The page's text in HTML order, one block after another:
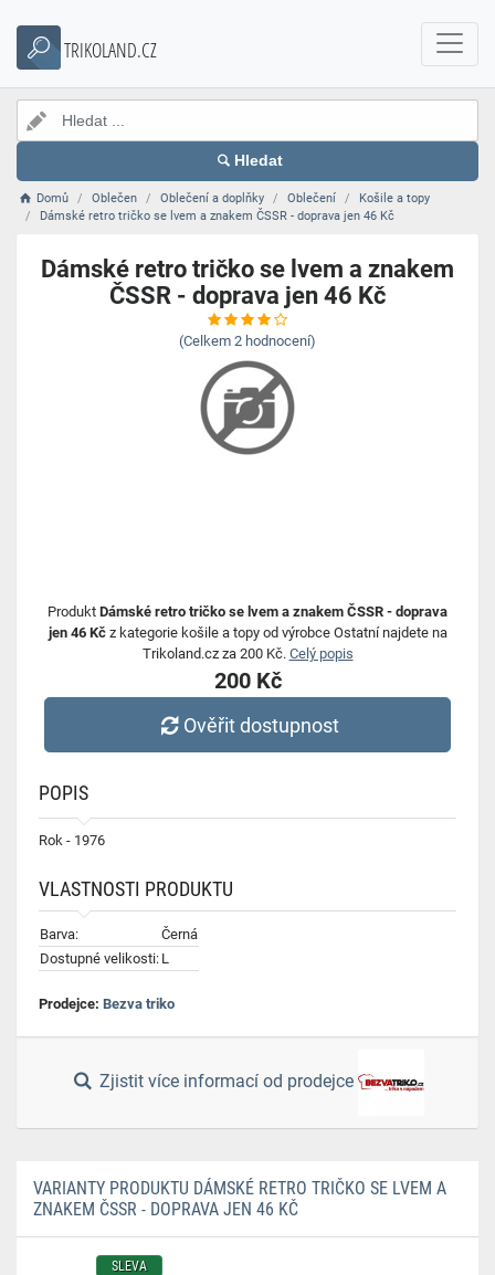
TRIKOLAND.CZ
Hledat
Domů Oblečen Oblečení a doplňky Oblečení
Košile a topy
Dámské retro tričko se lvem a znakem ČSSR - doprava jen 46 Kč
Dámské retro tričko se lvem a znakem
ČSSR - doprava jen 46 Kč
(Celkem 2 hodnocení)
Produkt Dámské retro tričko se lvem a znakem ČSSR - doprava
jen 46 Kčz kategorie košile a topy od výrobce Ostatní najdete na
Trikoland.cz za 200 Kč. Celý popis
200 Kč
Ověřit dostupnost
POPIS
Rok - 1976
VLASTNOSTI PRODUKTU
Barva:
Černá
Dostupné velikosti: L
Prodejce: Bezva triko
Zjistit více informací od prodejce
VARIANTY PRODUKTU DÁMSKÉ RETRO TRIČKO SE LVEM A
ZNAKEM ČSSR - DOPRAVA JEN 46 KČ
SLEVA